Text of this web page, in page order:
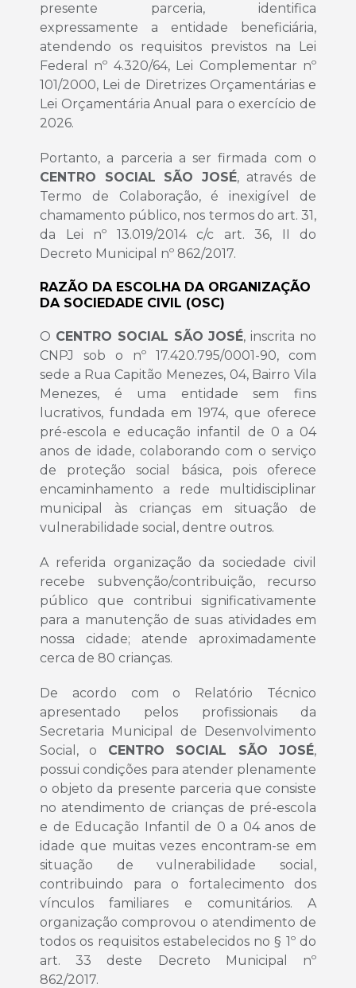
presente parceria, identifica
expressamente a entidade beneficiária,
atendendo os requisitos previstos na Lei
Federal nº 4.320/64, Lei Complementar nº
101/2000, Lei de Diretrizes Orçamentárias e
Lei Orçamentária Anual para o exercício de
2026.
Portanto, a parceria a ser firmada com o
CENTRO SOCIAL SÃO JOSÉ, através de
Termo de Colaboração, é inexigível de
chamamento público, nos termos do art. 31,
da Lei nº 13.019/2014 c/c art. 36, II do
Decreto Municipal nº 862/2017.
RAZÃO DA ESCOLHA DA ORGANIZAÇÃO
DA SOCIEDADE CIVIL (OSC)
O CENTRO SOCIAL SÃO JOSÉ, inscrita no
CNPJ sob o nº 17.420.795/0001-90, com
sede a Rua Capitão Menezes, 04, Bairro Vila
Menezes, é uma entidade sem fins
lucrativos, fundada em 1974, que oferece
pré-escola e educação infantil de 0 a 04
anos de idade, colaborando com o serviço
de proteção social básica, pois oferece
encaminhamento a rede multidisciplinar
municipal às crianças em situação de
vulnerabilidade social, dentre outros.
A referida organização da sociedade civil
recebe subvenção/contribuição, recurso
público que contribui significativamente
para a manutenção de suas atividades em
nossa cidade; atende aproximadamente
cerca de 80 crianças.
De acordo com o Relatório Técnico
apresentado pelos profissionais da
Secretaria Municipal de Desenvolvimento
Social, o CENTRO SOCIAL SÃO JOSÉ,
possui condições para atender plenamente
o objeto da presente parceria que consiste
no atendimento de crianças de pré-escola
e de Educação Infantil de 0 a 04 anos de
idade que muitas vezes encontram-se em
situação de vulnerabilidade social,
contribuindo para o fortalecimento dos
vínculos familiares e comunitários. A
organização comprovou o atendimento de
todos os requisitos estabelecidos no § 1º do
art. 33 deste Decreto Municipal nº
862/2017.